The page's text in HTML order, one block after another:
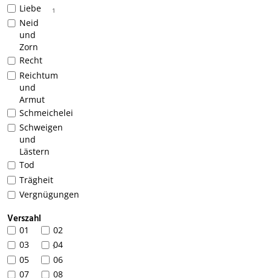
1
Liebe
Neid
und
Zorn
Recht
Reichtum
und
Armut
Schmeichelei
Schweigen
und
Lästern
Tod
Trägheit
Vergnügungen
Verszahl
01
02
03
104
05
06
07
08